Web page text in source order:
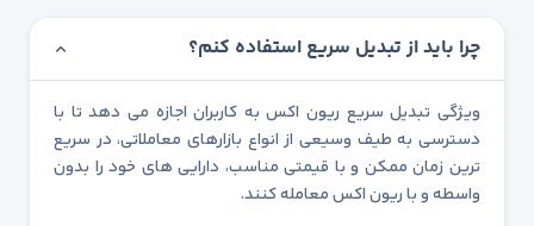
چرا باید از تبدیل سریع استفاده کنم؟
ویژگی تبدیل سریع ریون اکس به کاربران اجازه می دهد تا با
دسترسی به طیف وسیعی از انواع بازارهای معاملاتی، در سریع
ترین زمان ممکن و با قیمتی مناسب، دارایی های خود را بدون
واسطه و با ریون اکس معامله کنند.